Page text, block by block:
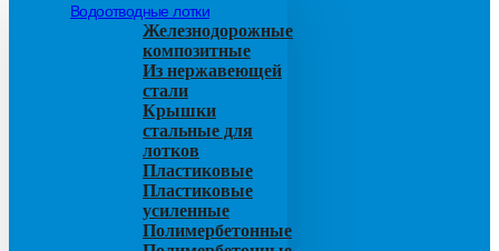
Водоотводные лотки
Железнодорожные
композитные
Из нержавеющей
стали
Крышки
стальные для
лотков
Пластиковые
Пластиковые
усиленные
Полимербетонные